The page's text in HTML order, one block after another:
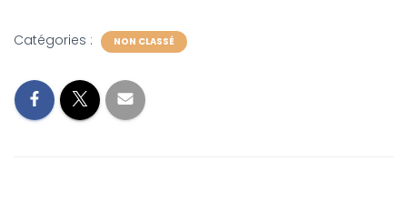
Catégories : NON CLASSÉ